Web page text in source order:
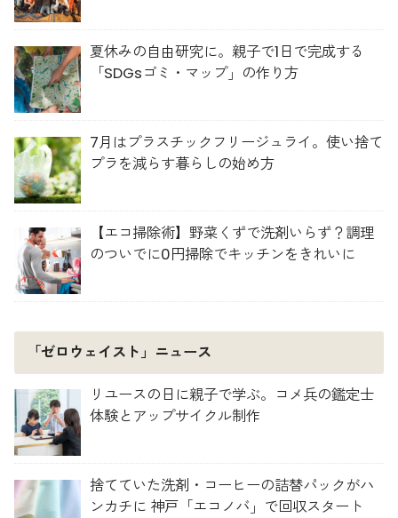
夏休みの自由研究に。親子で1日で完成する
「SDGsゴミ・マップ」の作り方
7月はプラスチックフリージュライ。使い捨て
プラを減らす暮らしの始め方
【エコ掃除術】野菜くずで洗剤いらず？調理
のついでに0円掃除でキッチンをきれいに
「ゼロウェイスト」ニュース
リユースの日に親子で学ぶ。コメ兵の鑑定士
体験とアップサイクル制作
捨てていた洗剤・コーヒーの詰替パックがハ
ンカチに 神戸「エコノバ」で回収スタート